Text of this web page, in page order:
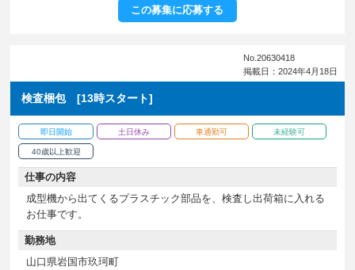
この募集に応募する
No.20630418
掲載日：2024年4月18日
検査梱包 [13時スタート]
即日開始 土日休み 車通勤可 未経験可
40歳以上歓迎
仕事の内容
成型機から出てくるプラスチック部品を、検査し出荷箱に入れる
お仕事です。
勤務地
山口県岩国市玖珂町